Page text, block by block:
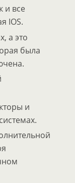
и все
IOS.
а это
была
и